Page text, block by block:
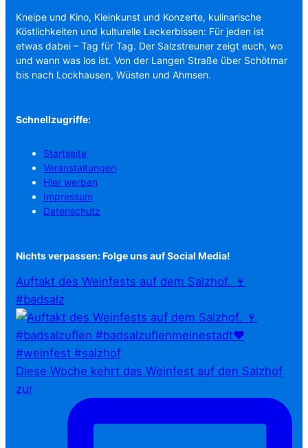
Kneipe und Kino, Kleinkunst und Konzerte, kulinarische
Köstlichkeiten und kulturelle Leckerbissen: Für jeden ist
etwas dabei – Tag für Tag. Der Salzstreuner zeigt euch, wo
und wann was los ist. Von der Langen Straße über Schötmar
bis nach Lockhausen, Wüsten und Ahmsen.
Schnellzugriffe:
Startseite
Veranstaltungen
Hier werben
Impressum
Datenschutz
Nichts verpassen: Folge uns auf Social Media!
Auftakt des Weinfests auf dem Salzhof. 🍷
#badsalz
Diese Woche kehrt das Weinfest auf den Salzhof
zur